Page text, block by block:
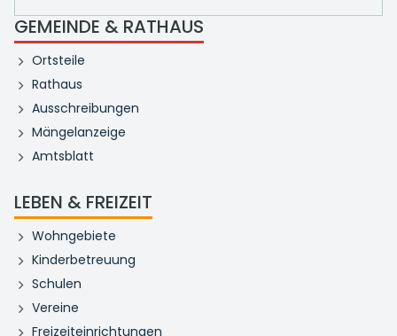
GEMEINDE & RATHAUS
Ortsteile
Rathaus
Ausschreibungen
Mängelanzeige
Amtsblatt
LEBEN & FREIZEIT
Wohngebiete
Kinderbetreuung
Schulen
Vereine
Freizeiteinrichtungen